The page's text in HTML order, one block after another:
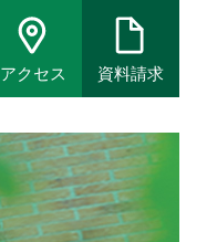
資料請求
アクセス